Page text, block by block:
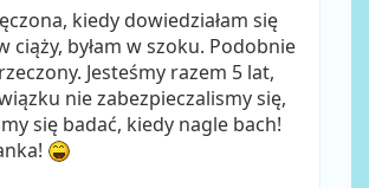
kiedy dowiedziałam się
ciąży, byłam w szoku. Podobnie
Jesteśmy razem 5 lat,
nie zabezpieczalismy się,
się badać, kiedy nagle bach!